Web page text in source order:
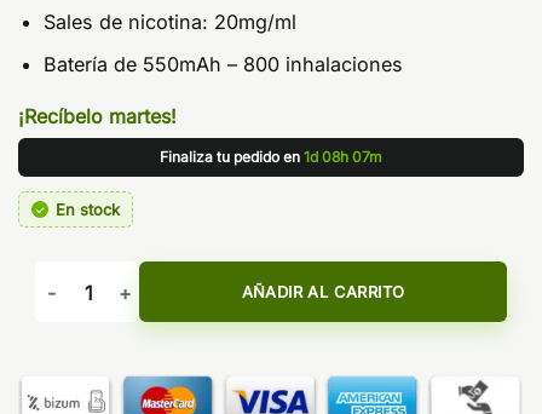
Sales de nicotina: 20mg/ml
Batería de 550mAh – 800 inhalaciones
¡Recíbelo martes!
Finaliza tu pedido en 1d 08h 07m
En stock
Pod desechable Triple Melon 800puffs - Bud Vape Wave
AÑADIR AL CARRITO